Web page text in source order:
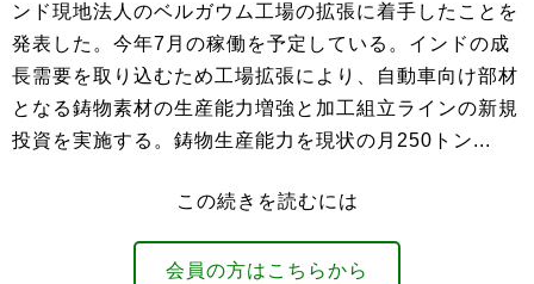
ンド現地法人のベルガウム工場の拡張に着手したことを
発表した。今年7月の稼働を予定している。インドの成
長需要を取り込むため工場拡張により、自動車向け部材
となる鋳物素材の生産能力増強と加工組立ラインの新規
投資を実施する。鋳物生産能力を現状の月250トン...
この続きを読むには
会員の方はこちらから